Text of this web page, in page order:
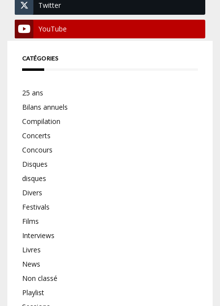
Twitter
YouTube
CATÉGORIES
25 ans
Bilans annuels
Compilation
Concerts
Concours
Disques
disques
Divers
Festivals
Films
Interviews
Livres
News
Non classé
Playlist